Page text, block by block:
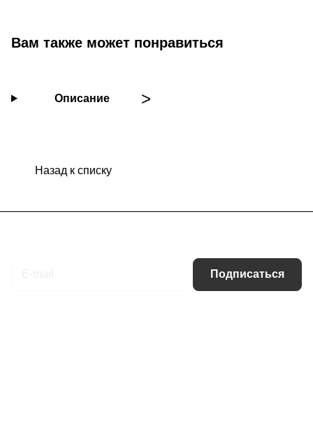
Вам также может понравиться
Описание
Назад к списку
Подписаться